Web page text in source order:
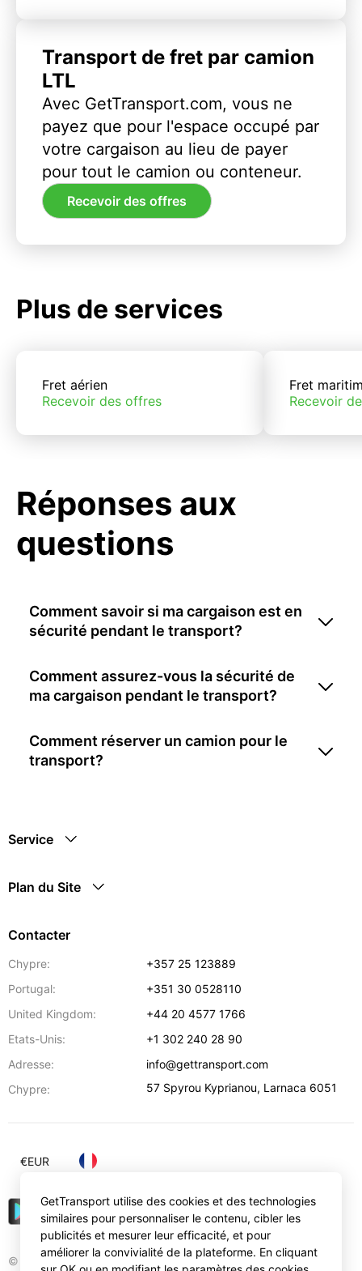
Transport de fret par camion
LTL
Avec GetTransport.com, vous ne
payez que pour l'espace occupé par
votre cargaison au lieu de payer
pour tout le camion ou conteneur.
Recevoir des offres
Plus de services
Fret aérien
Recevoir des offres
Fret
Recevoir
Réponses aux
questions
Comment savoir si ma cargaison est en
sécurité pendant le transport?
Comment assurez-vous la sécurité de
ma cargaison pendant le transport?
Comment réserver un camion pour le
transport?
Service
Plan du Site
Contacter
Chypre:
+357 25 123889
Portugal:
+351 30 0528110
United Kingdom:
+44 20 4577 1766
Etats-Unis:
+1 302 240 28 90
Adresse:
info@gettransport.com
Chypre:
57 Spyrou Kyprianou, Larnaca 6051
© Gettransport International Limited. GetTransport®
€EUR
GetTransport utilise des cookies et des technologies
similaires pour personnaliser le contenu, cibler les
publicités et mesurer leur efficacité, et pour
améliorer la convivialité de la plateforme. En cliquant